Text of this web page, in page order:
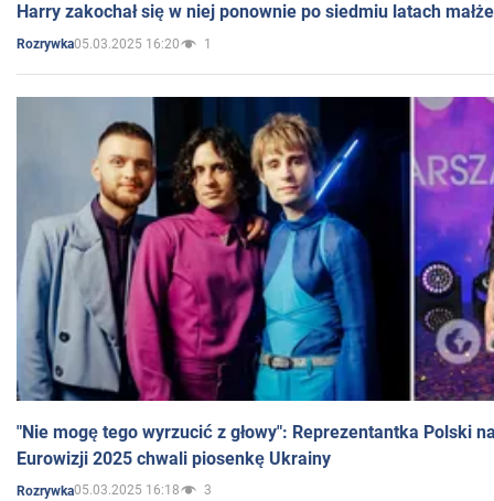
Harry zakochał się w niej ponownie po siedmiu latach
Rozrywka05.03.2025 16:20 1
"Nie mogę tego wyrzucić z głowy": Reprezentantka Polski
Eurowizji 2025 chwali piosenkę Ukrainy
Rozrywka05.03.2025 16:18 3